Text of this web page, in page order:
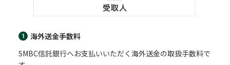
1
海外送金手数料
SMBC信託銀行へお支払いいただく海外送金の取扱手数料で